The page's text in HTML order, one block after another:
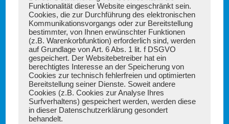
Funktionalität dieser Website eingeschränkt sein.
Cookies, die zur Durchführung des elektronischen
Kommunikationsvorgangs oder zur Bereitstellung
bestimmter, von Ihnen erwünschter Funktionen
(z.B. Warenkorbfunktion) erforderlich sind, werden
auf Grundlage von Art. 6 Abs. 1 lit. f DSGVO
gespeichert. Der Websitebetreiber hat ein
berechtigtes Interesse an der Speicherung von
Cookies zur technisch fehlerfreien und optimierten
Bereitstellung seiner Dienste. Soweit andere
Cookies (z.B. Cookies zur Analyse Ihres
Surfverhaltens) gespeichert werden, werden diese
in dieser Datenschutzerklärung gesondert
behandelt.